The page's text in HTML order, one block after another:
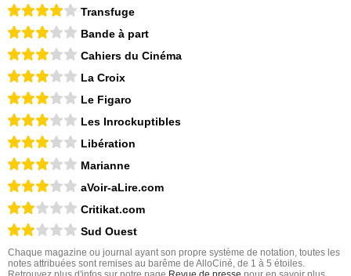
Transfuge
Bande à part
Cahiers du Cinéma
La Croix
Le Figaro
Les Inrockuptibles
Libération
Marianne
aVoir-aLire.com
Critikat.com
Sud Ouest
Chaque magazine ou journal ayant son propre système de notation, toutes les
notes attribuées sont remises au barême de AlloCiné, de 1 à 5 étoiles.